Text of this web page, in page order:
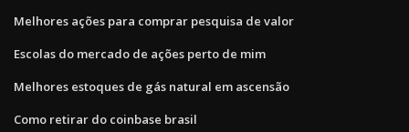
Melhores ações para comprar pesquisa de valor
Escolas do mercado de ações perto de mim
Melhores estoques de gás natural em ascensão
Como retirar do coinbase brasil